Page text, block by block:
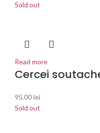
Sold out
Read more
Cercei
95.00lei
Sold out